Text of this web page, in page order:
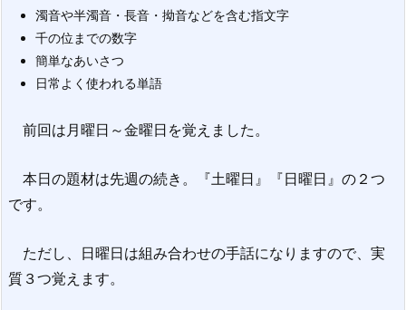
濁音や半濁音・長音・拗音などを含む指文字
千の位までの数字
簡単なあいさつ
日常よく使われる単語
前回は月曜日～金曜日を覚えました。
本日の題材は先週の続き。『土曜日』『日曜日』の２つ
です。
ただし、日曜日は組み合わせの手話になりますので、実
質３つ覚えます。